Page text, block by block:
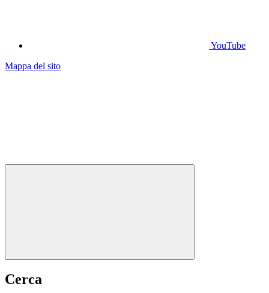
YouTube
Mappa del sito
Cerca